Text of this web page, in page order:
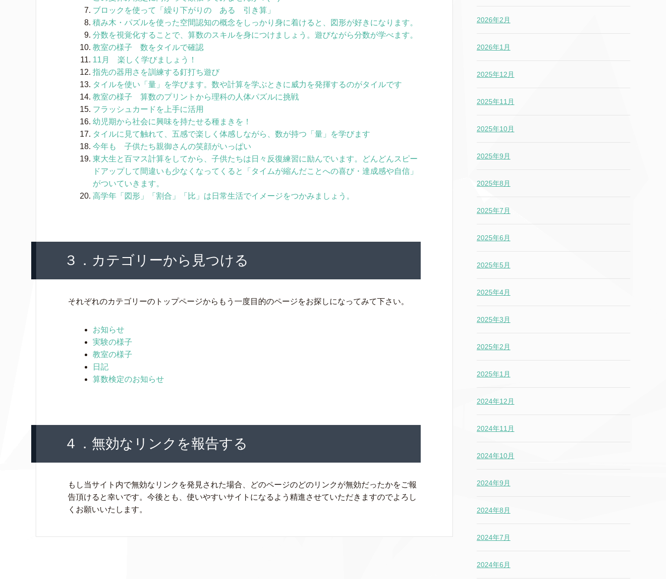
ブロックを使って「繰り下がりの ある 引き算」
積み木・パズルを使った空間認知の概念をしっかり身に着けると、図形が好きになります。
分数を視覚化することで、算数のスキルを身につけましょう。遊びながら分数が学べます。
教室の様子 数をタイルで確認
11月 楽しく学びましょう！
指先の器用さを訓練する釘打ち遊び
タイルを使い「量」を学びます。数や計算を学ぶときに威力を発揮するのがタイルです
教室の様子 算数のプリントから理科の人体パズルに挑戦
フラッシュカードを上手に活用
幼児期から社会に興味を持たせる種まきを！
タイルに見て触れて、五感で楽しく体感しながら、数が持つ「量」を学びます
今年も 子供たち親御さんの笑顔がいっぱい
東大生と百マス計算をしてから、子供たちは日々反復練習に励んでいます。どんどんスピー
ドアップして間違いも少なくなってくると「タイムが縮んだことへの喜び・達成感や自信」
がついていきます。
高学年「図形」「割合」「比」は日常生活でイメージをつかみましょう。
３．カテゴリーから見つける
それぞれのカテゴリーのトップページからもう一度目的のページをお探しになってみて下さい。
お知らせ
実験の様子
教室の様子
日記
算数検定のお知らせ
４．無効なリンクを報告する
もし当サイト内で無効なリンクを発見された場合、どのページのどのリンクが無効だったかをご報
告頂けると幸いです。今後とも、使いやすいサイトになるよう精進させていただきますのでよろし
くお願いいたします。
2026年2月
2026年1月
2025年12月
2025年11月
2025年10月
2025年9月
2025年8月
2025年7月
2025年6月
2025年5月
2025年4月
2025年3月
2025年2月
2025年1月
2024年12月
2024年11月
2024年10月
2024年9月
2024年8月
2024年7月
2024年6月